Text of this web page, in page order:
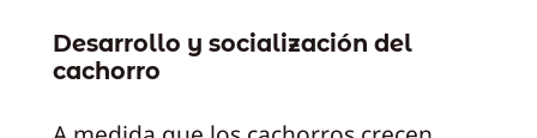
Desarrollo y socialización del
cachorro